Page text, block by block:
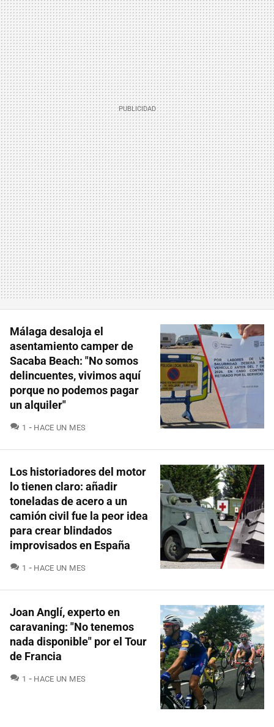
Málaga desaloja el
asentamiento camper de
Sacaba Beach: "No somos
delincuentes, vivimos aquí
porque no podemos pagar
un alquiler"
1 COMENTARIOS
HACE UN MES
Los historiadores del motor
lo tienen claro: añadir
toneladas de acero a un
camión civil fue la peor idea
para crear blindados
improvisados en España
1 COMENTARIOS
HACE UN MES
Joan Anglí, experto en
caravaning: "No tenemos
nada disponible" por el Tour
de Francia
1 COMENTARIOS
HACE UN MES